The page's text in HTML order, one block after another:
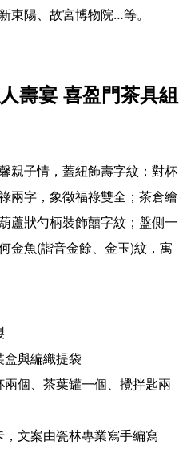
東陽、故宮博物院…等。
壽宴 喜盈門茶具組
親子情，蓋紐飾壽字紋；對杯
兩字，象徵福祿雙全；茶倉繪
蘆狀勺柄裝飾囍字紋；盤側一
金魚(諧音金餘、金玉)紋，寓
與編織提袋
個、茶葉罐一個、攪拌匙兩
文案由瓷林專業寫手編寫